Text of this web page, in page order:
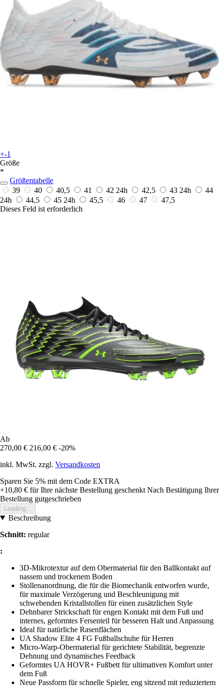
+-1
Größe
*
Größentabelle
39
40 40,5 41 42 24h 42,5 43 24h
44
24h
44,5 45 24h 45,5 46 47
47,5
Dieses Feld ist erforderlich
Ab
270,00 € 216,00 € -20%
inkl. MwSt. zzgl. Versandkosten
Sparen Sie 5% mit dem Code EXTRA
+10,80 € für Ihre nächste Bestellung geschenkt Nach Bestätigung Ihrer
Bestellung gutgeschrieben
Loading...
Beschreibung
Schnitt: regular
:
3D-Mikrotextur auf dem Obermaterial für den Ballkontakt auf
nassem und trockenem Boden
Stollenanordnung, die für die Biomechanik entworfen wurde,
für maximale Verzögerung und Beschleunigung mit
schwebenden Kristallstollen für einen zusätzlichen Style
Dehnbarer Strickschaft für engen Kontakt mit dem Fuß und
internes, geformtes Fersenteil für besseren Halt und Anpassung
Ideal für natürliche Rasenflächen
UA Shadow Elite 4 FG Fußballschuhe für Herren
Micro-Warp-Obermaterial für gerichtete Stabilität, begrenzte
Dehnung und dynamisches Feedback
Geformtes UA HOVR+ Fußbett für ultimativen Komfort unter
dem Fuß
Neue Passform für schnelle Spieler, eng sitzend mit reduziertem